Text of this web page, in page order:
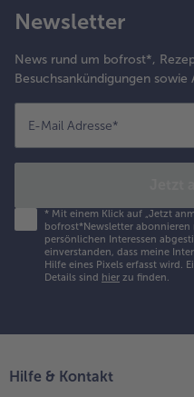
Newsletter
News rund um bofrost*,
Besuchsankündigungen sowie
E-Mail Adresse*
* Mit einem Klick auf „Jetzt
bofrost*Newsletter
persönlichen Interessen
einverstanden, dass meine
Hilfe eines Pixels erfasst wird.
Details sind hier zu finden.
Hilfe & Kontakt